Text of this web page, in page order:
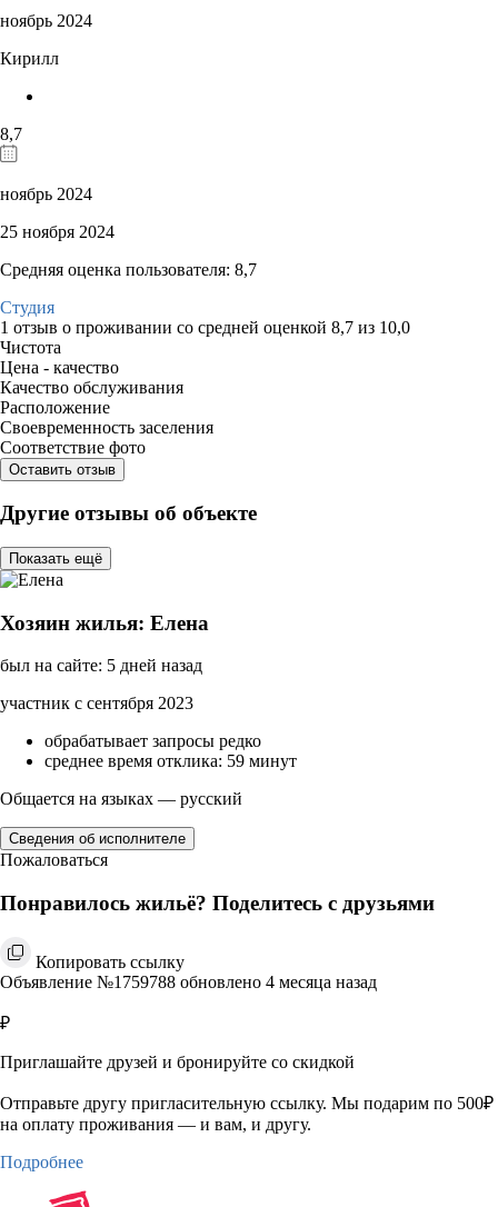
ноябрь 2024
Кирилл
8,7
ноябрь 2024
25 ноября 2024
Средняя оценка пользователя: 8,7
Студия
1 отзыв о проживании со средней оценкой 8,7 из 10,0
Чистота
Цена - качество
Качество обслуживания
Расположение
Своевременность заселения
Соответствие фото
Оставить отзыв
Другие отзывы об объекте
Показать ещё
Хозяин жилья: Елена
был на сайте: 5 дней назад
участник с сентября 2023
обрабатывает запросы редко
среднее время отклика: 59 минут
Общается на языках — русский
Сведения об исполнителе
Пожаловаться
Понравилось жильё? Поделитесь с друзьями
Копировать ссылку
Объявление №1759788 обновлено 4 месяца назад
₽
Приглашайте друзей и бронируйте со скидкой
Отправьте другу пригласительную ссылку. Мы подарим по 500₽
на оплату проживания — и вам, и другу.
Подробнее